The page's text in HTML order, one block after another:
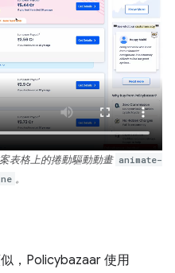
表格上的捲動驅動動畫 animate-
。
，Policybazaar 使用